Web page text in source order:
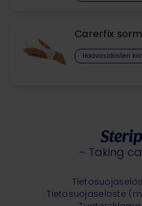
Carerfix
Haavasidosten
– Taking
Tietosuojaseloste